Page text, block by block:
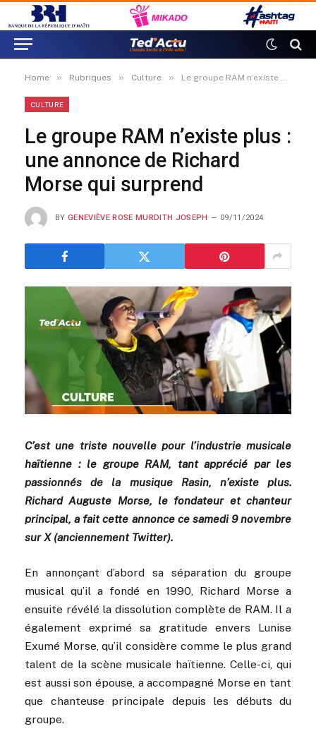
Home » Rubriques » Culture » Le groupe RAM n’existe plus : une annonce de Richard Morse qui surprend
CULTURE
Le groupe RAM n’existe plus :
une annonce de Richard
Morse qui surprend
BY GENEVIÈVE ROSE MURDITH JOSEPH 09/11/2024
C’est une triste nouvelle pour l’industrie musicale
haïtienne : le groupe RAM, tant apprécié par les
passionnés de la musique Rasin, n’existe plus.
Richard Auguste Morse, le fondateur et chanteur
principal, a fait cette annonce ce samedi 9 novembre
sur X (anciennement Twitter).
En annonçant d’abord sa séparation du groupe
musical qu’il a fondé en 1990, Richard Morse a
ensuite révélé la dissolution complète de RAM. Il a
également exprimé sa gratitude envers Lunise
Exumé Morse, qu’il considère comme le plus grand
talent de la scène musicale haïtienne. Celle-ci, qui
est aussi son épouse, a accompagné Morse en tant
que chanteuse principale depuis les débuts du
groupe.